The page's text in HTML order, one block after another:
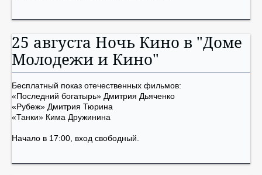
25 августа Ночь Кино в "Доме
Молодежи и Кино"
Бесплатный показ отечественных фильмов:
«Последний богатырь» Дмитрия Дьяченко
«Рубеж» Дмитрия Тюрина
«Танки» Кима Дружинина
Начало в 17:00, вход свободный.